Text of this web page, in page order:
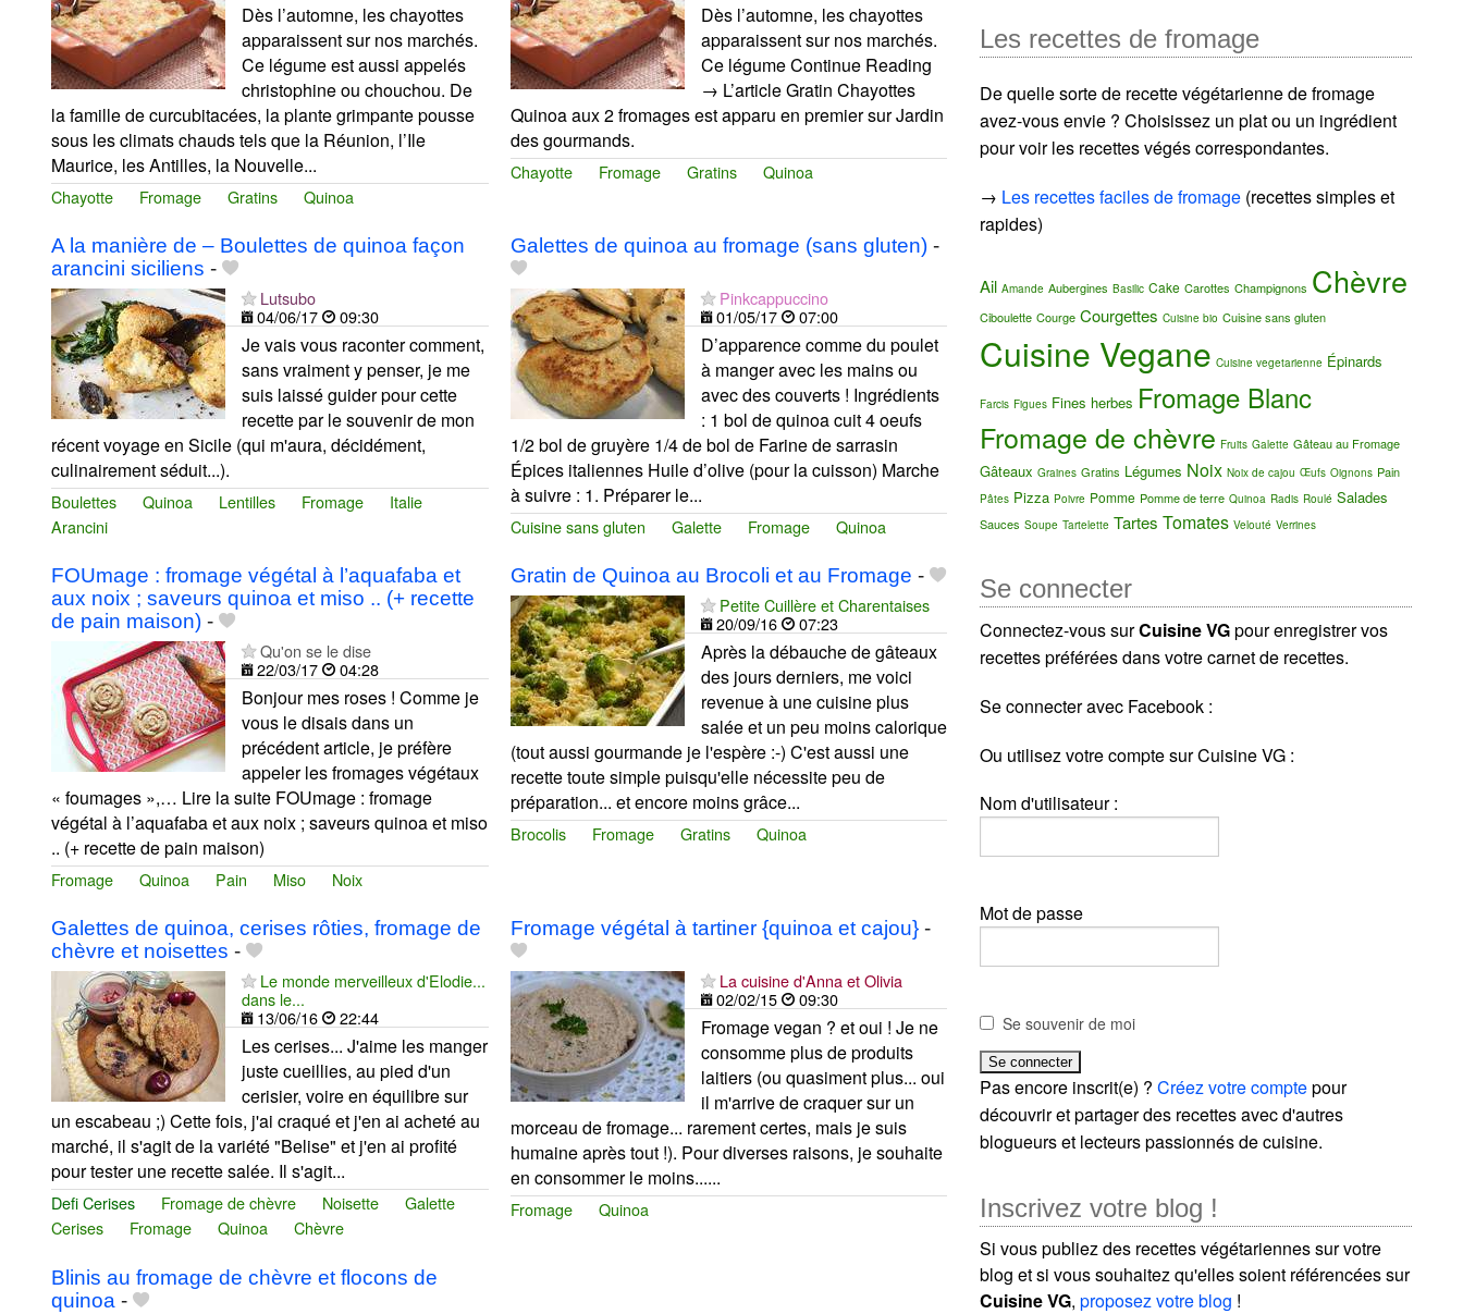
Dès l’automne, les chayottes
apparaissent sur nos marchés.
Ce légume est aussi appelés
christophine ou chouchou. De
la famille de curcubitacées, la plante grimpante pousse
sous les climats chauds tels que la Réunion, l’Ile
Maurice, les Antilles, la Nouvelle...
Chayotte Fromage Gratins Quinoa
Dès l’automne, les chayottes
apparaissent sur nos marchés.
Ce légume Continue Reading
→ L’article Gratin Chayottes
Quinoa aux 2 fromages est apparu en premier sur Jardin
des gourmands.
Chayotte Fromage Gratins Quinoa
A la manière de – Boulettes de quinoa façon
arancini siciliens -
Lutsubo
04/06/17
09:30
Je vais vous raconter comment,
sans vraiment y penser, je me
suis laissé guider pour cette
recette par le souvenir de mon
récent voyage en Sicile (qui m'aura, décidément,
culinairement séduit...).
Boulettes Quinoa Lentilles Fromage
Italie
Arancini
Galettes de quinoa au fromage (sans gluten)-
Pinkcappuccino
01/05/17
07:00
D’apparence comme du poulet
à manger avec les mains ou
avec des couverts ! Ingrédients
: 1 bol de quinoa cuit 4 oeufs
1/2 bol de gruyère 1/4 de bol de Farine de sarrasin
Épices italiennes Huile d’olive (pour la cuisson) Marche
à suivre : 1. Préparer le...
Cuisine sans gluten Galette Fromage Quinoa
FOUmage : fromage végétal à l’aquafaba et
aux noix ; saveurs quinoa et miso .. (+ recette
de pain maison) -
Qu'on se le dise
22/03/17
04:28
Bonjour mes roses ! Comme je
vous le disais dans un
précédent article, je préfère
appeler les fromages végétaux
« foumages »,… Lire la suite FOUmage : fromage
végétal à l’aquafaba et aux noix ; saveurs quinoa et miso
.. (+ recette de pain maison)
Fromage Quinoa Pain Miso Noix
Gratin de Quinoa au Brocoli et au Fromage -
Petite Cuillère et Charentaises
20/09/16
07:23
Après la débauche de gâteaux
des jours derniers, me voici
revenue à une cuisine plus
salée et un peu moins calorique
(tout aussi gourmande je l'espère :-) C'est aussi une
recette toute simple puisqu'elle nécessite peu de
préparation... et encore moins grâce...
Brocolis Fromage Gratins Quinoa
Galettes de quinoa, cerises rôties, fromage de
chèvre et noisettes -
Le monde merveilleux d'Elodie...
dans le...
13/06/16
22:44
Les cerises... J'aime les manger
juste cueillies, au pied d'un
cerisier, voire en équilibre sur
un escabeau ;) Cette fois, j'ai craqué et j'en ai acheté au
marché, il s'agit de la variété "Belise" et j'en ai profité
pour tester une recette salée. Il s'agit...
Defi Cerises Fromage de chèvre Noisette
Galette
Cerises
Fromage Quinoa Chèvre
Fromage végétal à tartiner {quinoa et cajou}-
La cuisine d'Anna et Olivia
02/02/15
09:30
Fromage vegan ? et oui ! Je ne
consomme plus de produits
laitiers (ou quasiment plus... oui
il m'arrive de craquer sur un
morceau de fromage... rarement certes, mais je suis
humaine après tout !). Pour diverses raisons, je souhaite
en consommer le moins......
Fromage Quinoa
Blinis au fromage de chèvre et flocons de
quinoa -
Les recettes de fromage
De quelle sorte de recette végétarienne de fromage
avez-vous envie ? Choisissez un plat ou un ingrédient
pour voir les recettes végés correspondantes.
→ Les recettes faciles de fromage (recettes simples et
rapides)
Ail Amande Aubergines Basilic Cake Carottes Champignons Chèvre
Ciboulette Courge Courgettes Cuisine bio Cuisine sans gluten
Cuisine Vegane Cuisine vegetarienne Épinards
Farcis Figues Fines herbes Fromage Blanc
Fromage de chèvre Fruits Galette Gâteau au Fromage
Gâteaux Graines Gratins Légumes Noix Noix de cajou Œufs Oignons Pain
Pâtes Pizza Poivre Pomme Pomme de terre Quinoa Radis Roulé Salades
Sauces Soupe Tartelette Tartes Tomates Velouté Verrines
Se connecter
Connectez-vous surCuisine VGpour enregistrer vos
recettes préférées dans votre carnet de recettes.
Se connecter avec Facebook :
Ou utilisez votre compte sur Cuisine VG :
Nom d'utilisateur :
Mot de passe
Se souvenir de moi
Pas encore inscrit(e) ?Créez votre comptepour
découvrir et partager des recettes avec d'autres
blogueurs et lecteurs passionnés de cuisine.
Inscrivez votre blog !
Si vous publiez des recettes végétariennes sur votre
blog et si vous souhaitez qu'elles soient référencées sur
Cuisine VG,proposez votre blog !